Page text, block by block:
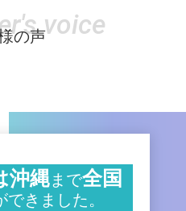
の声voice
沖縄まで全国
できました。